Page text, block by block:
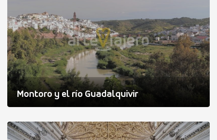
Montoro y el río Guadalquivir